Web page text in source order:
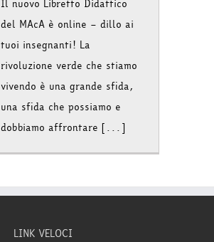
Il nuovo Libretto Didattico
del MAcA è online – dillo ai
tuoi insegnanti! La
rivoluzione verde che stiamo
vivendo è una grande sfida,
una sfida che possiamo e
dobbiamo affrontare [...]
LINK VELOCI